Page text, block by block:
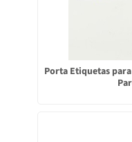
Porta Etiquetas